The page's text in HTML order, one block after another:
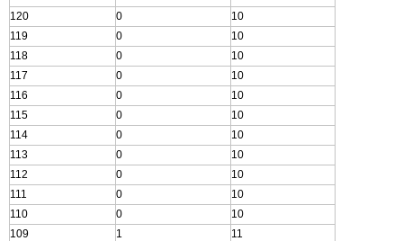
120
0
10
119
0
10
118
0
10
117
0
10
116
0
10
115
0
10
114
0
10
113
0
10
112
0
10
111
0
10
110
0
10
109
1
11